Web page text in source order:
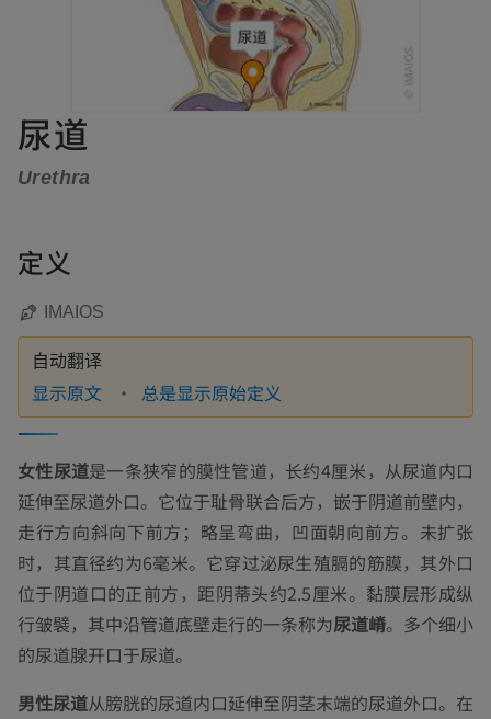
尿道
Urethra
定义
IMAIOS
自动翻译
显示原文 总是显示原始定义
女性尿道是一条狭窄的膜性管道，长约4厘米，从尿道内口
延伸至尿道外口。它位于耻骨联合后方，嵌于阴道前壁内，
走行方向斜向下前方；略呈弯曲，凹面朝向前方。未扩张
时，其直径约为6毫米。它穿过泌尿生殖膈的筋膜，其外口
位于阴道口的正前方，距阴蒂头约2.5厘米。黏膜层形成纵
行皱襞，其中沿管道底壁走行的一条称为尿道嵴。多个细小
的尿道腺开口于尿道。
男性尿道从膀胱的尿道内口延伸至阴茎末端的尿道外口。在